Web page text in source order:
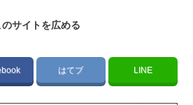
のサイトを広める
はてブ LINE